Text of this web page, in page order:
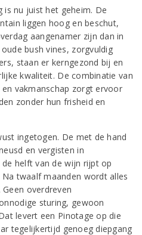
is nu juist het geheim. De
liggen hoog en beschut,
aangenamer zijn dan in
bush vines, zorgvuldig
staan er kerngezond bij en
kwaliteit. De combinatie van
vakmanschap zorgt ervoor
zonder hun frisheid en
ingetogen. De met de hand
en vergisten in
helft van de wijn rijpt op
twaalf maanden wordt alles
overdreven
sturing, gewoon
levert een Pinotage op die
tegelijkertijd genoeg diepgang